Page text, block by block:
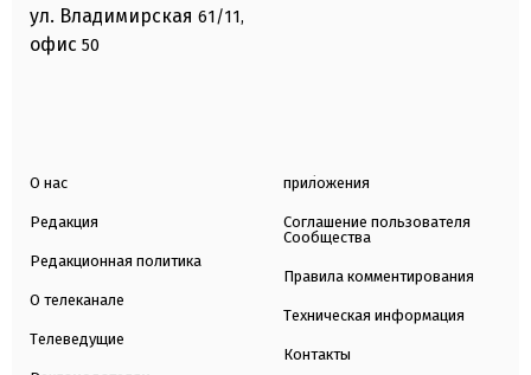
ул. Владимирская 61/11,
офис 50
О нас
Редакция
Редакционная политика
О телеканале
Телеведущие
приложения
Соглашение пользователя
Сообщества
Правила комментирования
Техническая информация
Контакты